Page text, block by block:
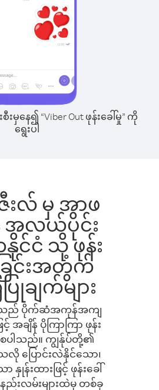
းမှနေ၍ “Viber Out ဖုန်းခေါ်မှု” ကို
ရွေးပါ
းလ် မှ အာဖ
အလယ်ပိုင်း
င်ငံ သို့ ဖုန်း
ြင်းအတွက်
ချက်များ
သည် ပိုက်ဆံအကုန်အကျ
အချိန် ပိုကြာကြာ ဖုန်း
ေပါသည်။ ကျွန်ုပ်တို့၏
ပြောင်းလဲနိုင်သော၊
န်းထားဖြင့် ဖုန်းခေါ်
းလမ်းများထဲမှ တစ်ခု